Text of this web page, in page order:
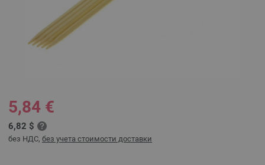
5,84 €
6,82 $
без НДС, без учета стоимости доставки